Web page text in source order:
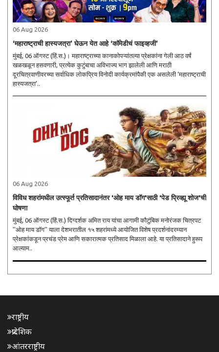
06 Aug 2026
‘महाराष्ट्राची हास्यजत्रा’ घेऊन येत आहे ‘कॉमेडीचं फाइव्हजी’
मुंबई, 06 ऑगस्ट (हिं.स.)। महाराष्ट्राच्या कानाकोपऱ्यांतल्या प्रेक्षकांना गेली आठ वर्षं
खळखळून हसवणारी, प्रत्येक कुटुंबाचा अविभाज्य भाग झालेली आणि मराठी
दूरचित्रवाणीवरच्या सर्वाधिक लोकप्रिय विनोदी कार्यक्रमांपैकी एक असलेली ‘महाराष्ट्राची
हास्यजत्रा’..
06 Aug 2026
विविध शहरांमधील उत्स्फूर्त प्रतिसादानंतर 'ओह माय डॉग'साठी 'पेड प्रिव्ह्यू शोज'ची
घोषणा
मुंबई, 06 ऑगस्ट (हिं.स.) दिग्दर्शक अमित राय यांचा आगामी कौटुंबिक मनोरंजक चित्रपट
''ओह माय डॉग'' याला देशभरातील १५ शहरांमध्ये आयोजित विशेष प्रदर्शनांदरम्यान
प्रेक्षकांकडून प्रचंड प्रेम आणि सकारात्मक प्रतिसाद मिळाला आहे. या प्रतिसादाने हुरूप
आल्याम..
राष्ट्रीय
प्रादेशिक
आंतरराष्ट्रीय